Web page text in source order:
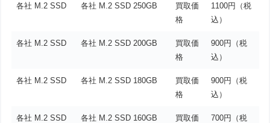
各社 M.2 SSD 各社 M.2 SSD 250GB
買取価
格
1100円（税
込）
各社 M.2 SSD 各社 M.2 SSD 200GB
買取価
格
900円（税
込）
各社 M.2 SSD 各社 M.2 SSD 180GB
買取価
格
900円（税
込）
各社 M.2 SSD 各社 M.2 SSD 160GB
買取価
700円（税